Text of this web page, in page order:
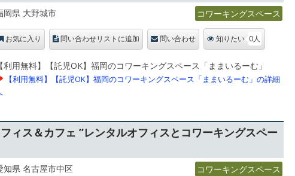
岡県 大野城市 コワーキングスペース
お気に入り 問い合わせリストに追加 問い合わせ 知りたい 0人
【利用無料】【託児OK】福岡のコワーキングスペース「ままいるーむ」
【利用無料】【託児OK】福岡のコワーキングスペース「ままいるーむ」の詳細
ィス＆カフェ ”レンタルオフィスとコワーキングスペー
知県 名古屋市中区 コワーキングスペース